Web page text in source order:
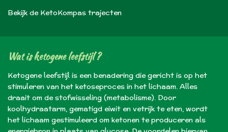
Bekijk de KetoKompas trajecten
Wat is ketogene leefstijl ?
Ketogene leefstijl is een benadering die gericht is op het
stimuleren van het ketoseproces in het lichaam. Alles
draait om de stofwisseling (metabolisme). Door
koolhydraatarm, gematigd eiwit en vetrijk te eten, wordt
het lichaam gestimuleerd om ketonen te produceren als